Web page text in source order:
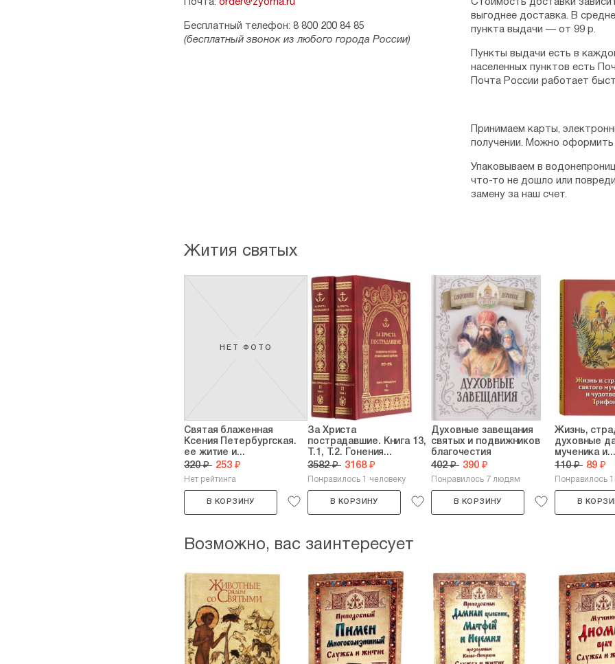
Почта: order@zyorna.ru
Бесплатный телефон: 8 800 200 84 85
(бесплатный звонок из любого города России)
Стоимость доставки
выгоднее доставка. В
пункта выдачи — от 99 р.
Пункты выдачи есть в
населенных пунктов есть
Почта России работает
Принимаем карты,
получении. Можно оформить
Упаковываем в
что-то не дошло или
замену за наш счет.
Жития святых
НЕТ ФОТО
Святая блаженная
Ксения Петербургская.
ее житие и...
320 ₽ 253 ₽
Нет рейтинга
В КОРЗИНУ
За Христа
пострадавшие. Книга 13,
Т.1, Т.2. Гонения...
3582 ₽ 3168 ₽
Понравилось 1 человеку
В КОРЗИНУ
Духовные завещания
святых и подвижников
благочестия
402 ₽ 390 ₽
Понравилось 7 людям
В КОРЗИНУ
Жизнь,
духовные
мученика и...
110 ₽ 89 ₽
Понравилось
В
Возможно, вас заинтересует